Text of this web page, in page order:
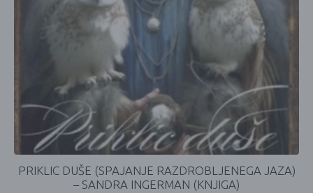
PRIKLIC DUŠE (SPAJANJE RAZDROBLJENEGA JAZA)
– SANDRA INGERMAN (KNJIGA)